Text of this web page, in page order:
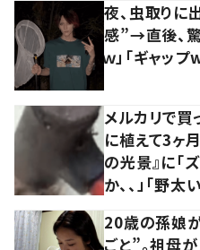
夜、虫取りに
感”→直後、
ｗ」「ギャップ
メルカリで
に植えて3ヶ
の光景』に「
か、、」「野太
20歳の孫娘
ごと”。祖母